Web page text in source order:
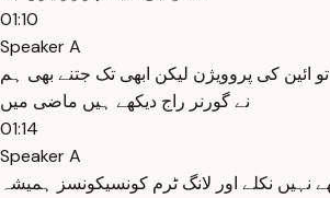
01:10
Speaker A
ائین کی پروویژن لیکن ابھی تک جتنے بھی ہم
نے گورنر راج دیکھے ہیں ماضی میں
01:14
Speaker A
نہیں نکلے اور لانگ ٹرم کونسیکونسز ہمیشہ